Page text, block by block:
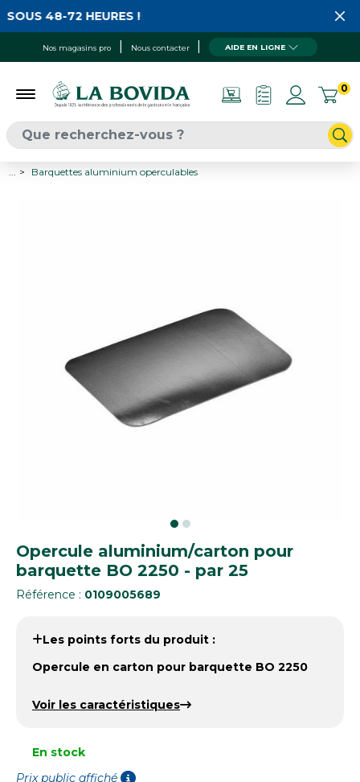
Nos magasins pro Nous contacter AIDE EN LIGNE
0
48-72 HEURES !
Barquettes aluminium operculables
Opercule aluminium/carton pour
barquette BO 2250 - par 25
Référence : 0109005689
Les points forts du produit :
Opercule en carton pour barquette BO 2250
Voir les caractéristiques
En stock
Prix public affiché